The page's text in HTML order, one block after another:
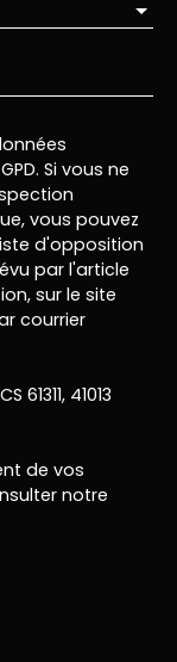
Si vous ne
vous pouvez
d'opposition
par l'article
sur le site
courrier
41013
de vos
notre